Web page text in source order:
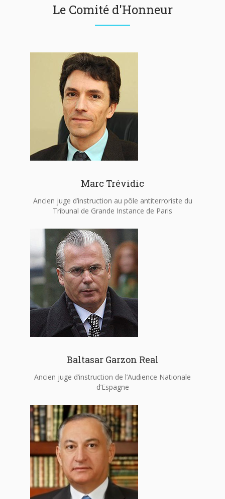
Le Comité d'Honneur
Marc Trévidic
Ancien juge d’instruction au pôle antiterroriste du
Tribunal de Grande Instance de Paris
Baltasar Garzon Real
Ancien juge d’instruction de l’Audience Nationale
d’Espagne